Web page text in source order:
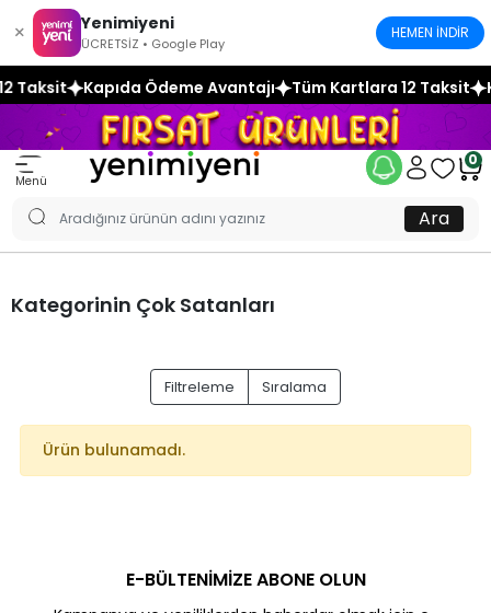
× Yenimiyeni
ÜCRETSİZ • Google Play
HEMEN İNDİR
Taksit Kapıda Ödeme Avantajı Tüm Kartlara 12 Taksit
Menü
0
Ara
Kategorinin Çok Satanları
Filtreleme Sıralama
Ürün bulunamadı.
E-BÜLTENİMİZE ABONE OLUN